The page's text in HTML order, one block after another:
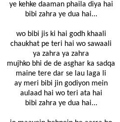
ye kehke daaman phaila diya hai
bibi zahra ye dua hai...
wo bibi jis ki hai godh khaali
chaukhat pe teri hai wo sawaali
ya zahra ya zahra
mujhko bhi de de asghar ka sadqa
maine tere dar se lau laga li
ay meri bibi jin godiyon mein
aulaad hai wo teri ata hai
bibi zahra ye dua hai...